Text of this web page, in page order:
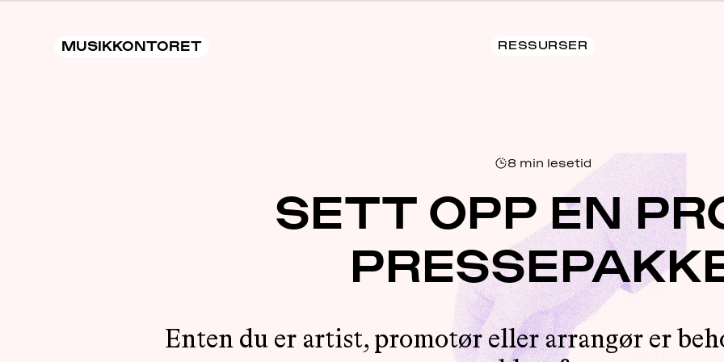
MUSIKKONTORET RESSURSER
8 min lesetid
SETT OPP EN
Enten du er artist, promotør eller arrangør er